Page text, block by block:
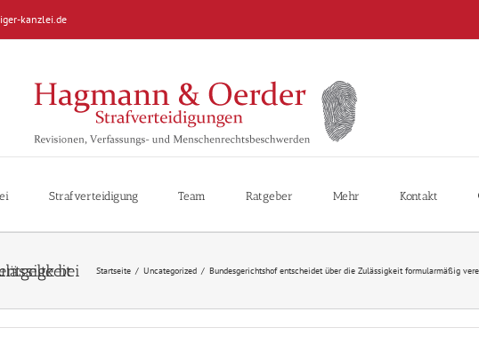
kanzlei.de
Strafverteidigung Team Ratgeber Mehr Kontakt
Startseite / Uncategorized / Bundesgerichtshof entscheidet über die Zulässigkeit formularmäßig